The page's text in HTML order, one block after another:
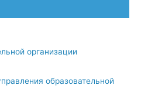
организации
образовательной